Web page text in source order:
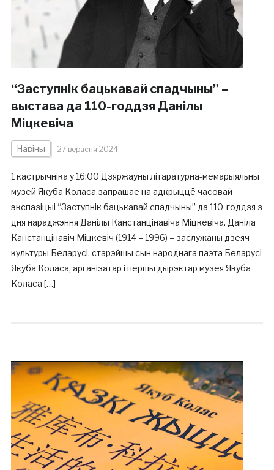
“Заступнік бацькавай спадчыны” –
выстава да 110-годдзя Данілы
Міцкевіча
Навіны 27 верасня 2024
1 кастрычніка ў 16:00 Дзяржаўны літаратурна-мемарыяльны
музей Якуба Коласа запрашае на адкрыццё часовай
экспазіцыі “Заступнік бацькавай спадчыны” да 110-годдзя з
дня нараджэння Данілы Канстанцінавіча Міцкевіча. Даніла
Канстанцінавіч Міцкевіч (1914 – 1996) – заслужаны дзеяч
культуры Беларусі, старэйшы сын народнага паэта Беларусі
Якуба Коласа, арганізатар і першы дырэктар музея Якуба
Коласа […]